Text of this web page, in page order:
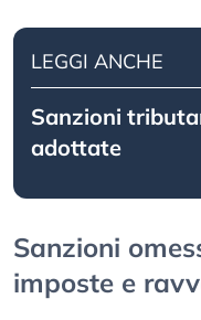
LEGGI ANCHE
Sanzioni
adottate
Sanzioni
imposte e